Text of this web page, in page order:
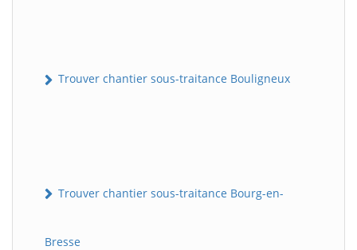
Trouver chantier sous-traitance Bouligneux
Trouver chantier sous-traitance Bourg-en-
Bresse